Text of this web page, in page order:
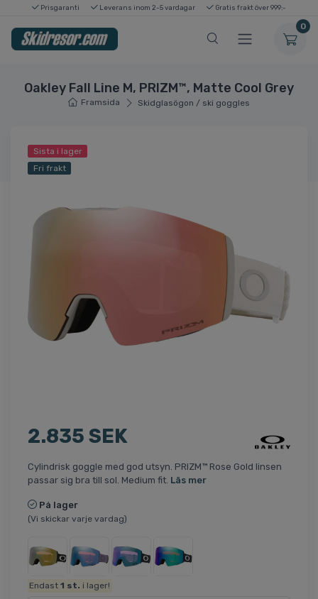
Prisgaranti Leverans inom 2-5 vardagar Gratis frakt över 999:-
0
Oakley Fall Line M, PRIZM™, Matte Cool Grey
Framsida Skidglasögon / ski goggles
Sista i lager
Fri frakt
2.835 SEK
Cylindrisk goggle med god utsyn. PRIZM™ Rose Gold linsen
passar sig bra till sol. Medium fit. Läs mer
På lager
(Vi skickar varje vardag)
Endast1 st. i lager!